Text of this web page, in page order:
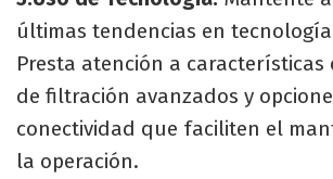
últimas tendencias en
Presta atención a características
de filtración avanzados y
conectividad que faciliten el
la operación.